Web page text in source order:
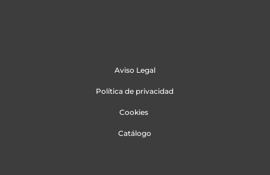
Aviso Legal
Política de privacidad
Cookies
Catálogo